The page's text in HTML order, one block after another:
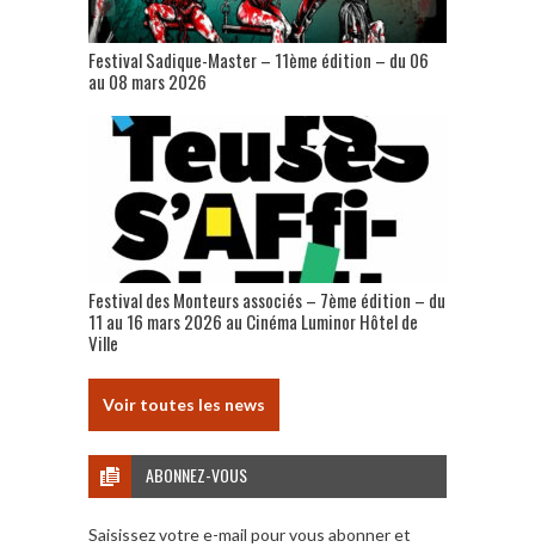
Festival Sadique-Master – 11ème édition – du 06
au 08 mars 2026
Festival des Monteurs associés – 7ème édition – du
11 au 16 mars 2026 au Cinéma Luminor Hôtel de
Ville
Voir toutes les news
ABONNEZ-VOUS
Saisissez votre e-mail pour vous abonner et